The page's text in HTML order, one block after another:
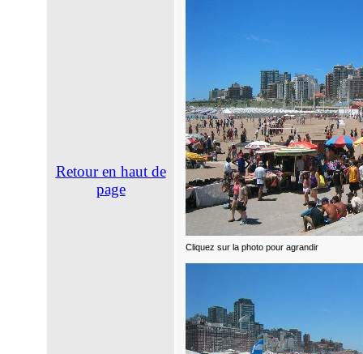
Retour en haut de
page
Cliquez sur la photo pour agrandir